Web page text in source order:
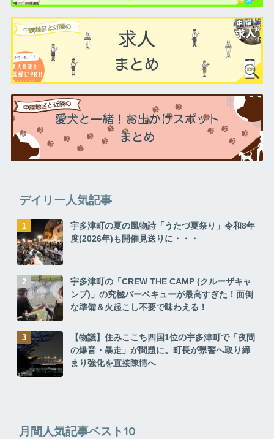
デイリー人気記事
宇多津町の夏の風物詩「うたづ夏祭り」令和8年
度(2026年)も開催見送りに・・・
宇多津町の「CREW THE CAMP (クルーザキャ
ンプ)」の究極バーベキューが最高すぎた！面倒
な準備＆火起こし不要で味わえる！
【物議】住みここち四国1位の宇多津町で「夜間
の爆音・暴走」が問題に。町長が県警へ取り締
まり強化を直接陳情へ
月間人気記事ベスト10